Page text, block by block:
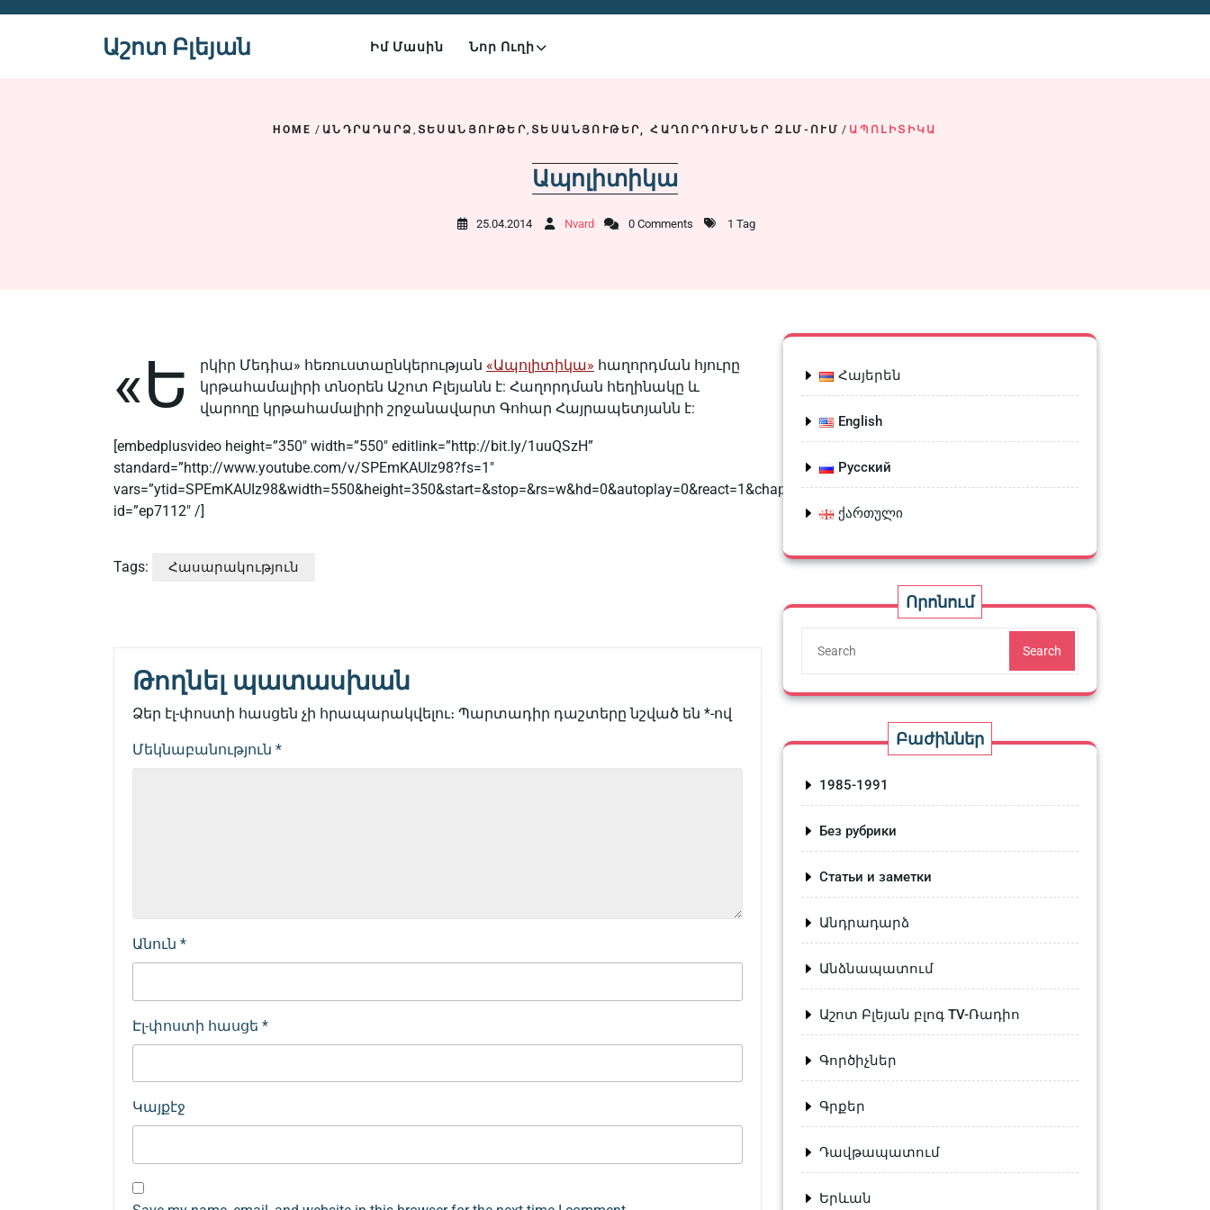
Աշոտ Բլեյան Իմ Մասին Նոր Ուղի
HOME / ԱՆԴՐԱԴԱՐՁ , ՏԵՍԱՆՅՈՒԹԵՐ, ՏԵՍԱՆՅՈՒԹԵՐ, ՀԱՂՈՐԴՈՒՄՆԵՐ ԶԼՄ-ՈՒՄ / ԱՊՈԼԻՏԻԿԱ
Ապոլիտիկա
25.04.2014 Nvard 0 Comments 1 Tag
«Ե րկիր Մեդիա» հեռուստաընկերության «Ապոլիտիկա» հաղորդման հյուրը
կրթահամալիրի տնօրեն Աշոտ Բլեյանն է: Հաղորդման հեղինակը և
վարողը կրթահամալիրի շրջանավարտ Գոհար Հայրապետյանն է:
[embedplusvideo height=”350″ width=”550″ editlink=”http://bit.ly/1uuQSzH”
standard=”http://www.youtube.com/v/SPEmKAUIz98?fs=1″
vars=”ytid=SPEmKAUIz98&width=550&height=350&start=&stop=&rs=w&hd=0&autoplay=0&react=1&chapters=&notes=”
id=”ep7112″ /]
Tags: Հասարակություն
Թողնել պատասխան
Ձեր էլ-փոստի հասցեն չի հրապարակվելու։ Պարտադիր դաշտերը նշված են *-ով
Մեկնաբանություն *
Անուն *
Էլ-փոստի հասցե *
Կայքէջ
Հայերեն
English
Русский
ქართული
Որոնում
Search
Բաժիններ
1985-1991
Без рубрики
Статьи и заметки
Անդրադարձ
Անձնապատում
Աշոտ Բլեյան բլոգ TV-Ռադիո
Գործիչներ
Գրքեր
Դավթապատում
Երևան